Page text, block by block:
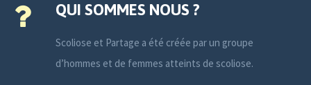
QUI SOMMES NOUS ?
Scoliose et Partage a été créée par un groupe
d’hommes et de femmes atteints de scoliose.